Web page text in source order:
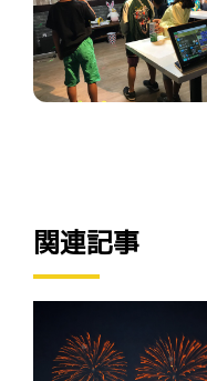
関連記事